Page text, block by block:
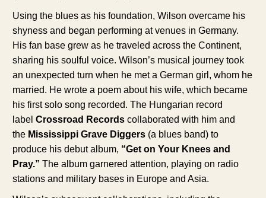
Using the blues as his foundation, Wilson overcame his
shyness and began performing at venues in Germany.
His fan base grew as he traveled across the Continent,
sharing his soulful voice. Wilson’s musical journey took
an unexpected turn when he met a German girl, whom he
married. He wrote a poem about his wife, which became
his first solo song recorded. The Hungarian record
label Crossroad Records collaborated with him and
the Mississippi Grave Diggers (a blues band) to
produce his debut album, “Get on Your Knees and
Pray.” The album garnered attention, playing on radio
stations and military bases in Europe and Asia.